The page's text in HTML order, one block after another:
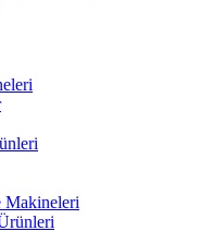
Makineleri